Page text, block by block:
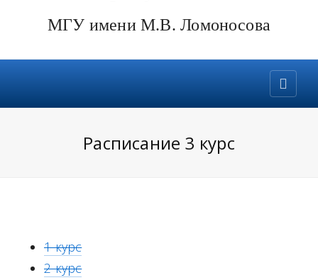
МГУ имени М.В. Ломоносова
Расписание 3 курс
1 курс
2 курс